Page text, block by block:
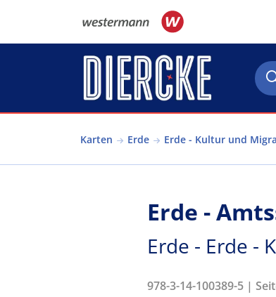
Karten Erde Erde - Kultur und
Erde -
Erde - Erde -
978-3-14-100389-5 |